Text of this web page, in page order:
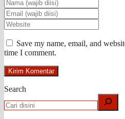
Save my name, email, and
time I comment.
Search